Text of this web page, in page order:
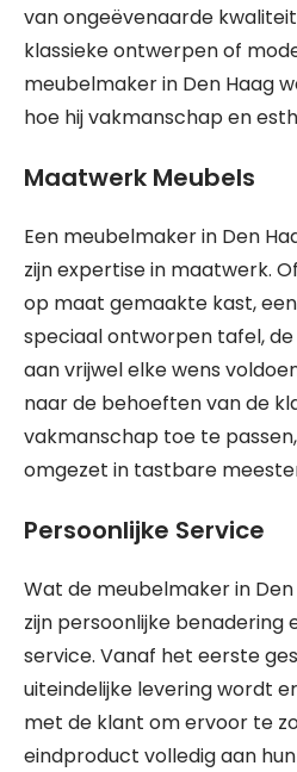
van ongeëvenaarde
klassieke ontwerpen of
meubelmaker in Den Haag
hoe hij vakmanschap en
Maatwerk Meubels
Een meubelmaker in Den
zijn expertise in maatwerk.
op maat gemaakte kast,
speciaal ontworpen tafel,
aan vrijwel elke wens
naar de behoeften van de
vakmanschap toe te
omgezet in tastbare
Persoonlijke Service
Wat de meubelmaker in
zijn persoonlijke benadering
service. Vanaf het eerste
uiteindelijke levering wordt
met de klant om ervoor te
eindproduct volledig aan